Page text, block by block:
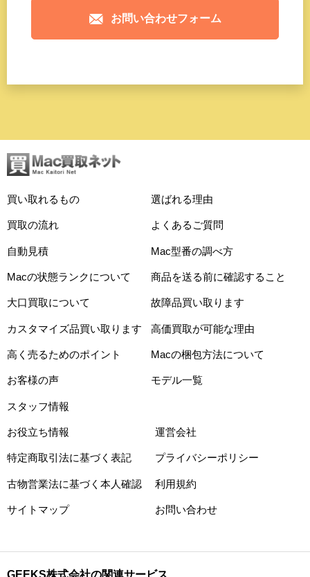
お問い合わせフォーム
買い取れるもの 選ばれる理由
買取の流れ よくあるご質問
自動見積 Mac型番の調べ方
Macの状態ランクについて 商品を送る前に確認すること
大口買取について 故障品買い取ります
カスタマイズ品買い取ります 高価買取が可能な理由
高く売るためのポイント Macの梱包方法について
お客様の声 モデル一覧
スタッフ情報
お役立ち情報 運営会社
特定商取引法に基づく表記 プライバシーポリシー
古物営業法に基づく本人確認 利用規約
サイトマップ お問い合わせ
GEEKS株式会社の関連サービス